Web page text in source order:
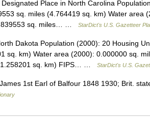
Place in North Carolina
sq. miles (4.764419 sq. km) Water area
sq. miles… …
StarDict's U.S. Gazetteer
Dakota Population (2000): 20 Housing
sq. km) Water area (2000): 0.000000 sq.
sq. km) FIPS… …
StarDict's U.S.
1st Earl of Balfour 1848 1930; Brit.